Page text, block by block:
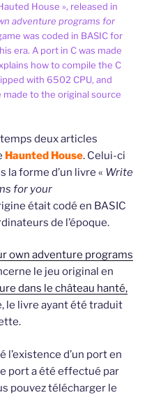
House », released in
adventure programs for
was coded in BASIC for
era. A port in C was made
how to compile the C
with 6502 CPU, and
to the original source
temps deux articles
Haunted House. Celui-ci
la forme d’un livre « Write
for your
était codé en BASIC
de l’époque.
own adventure programs
le jeu original en
dans le château hanté,
le livre ayant été traduit
l’existence d’un port en
port a été effectué par
pouvez télécharger le